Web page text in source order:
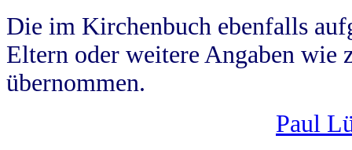
Die im Kirchenbuch ebenfalls
Eltern oder weitere Angaben wie
übernommen.
Paul